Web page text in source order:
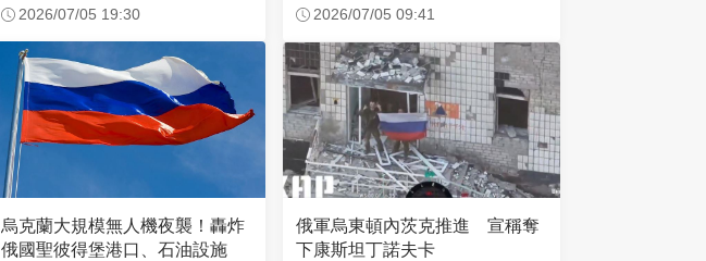
2026/07/05 19:30 2026/07/05 09:41
烏克蘭大規模無人機夜襲！轟炸
俄國聖彼得堡港口、石油設施
俄軍烏東頓內茨克推進 宣稱奪
下康斯坦丁諾夫卡